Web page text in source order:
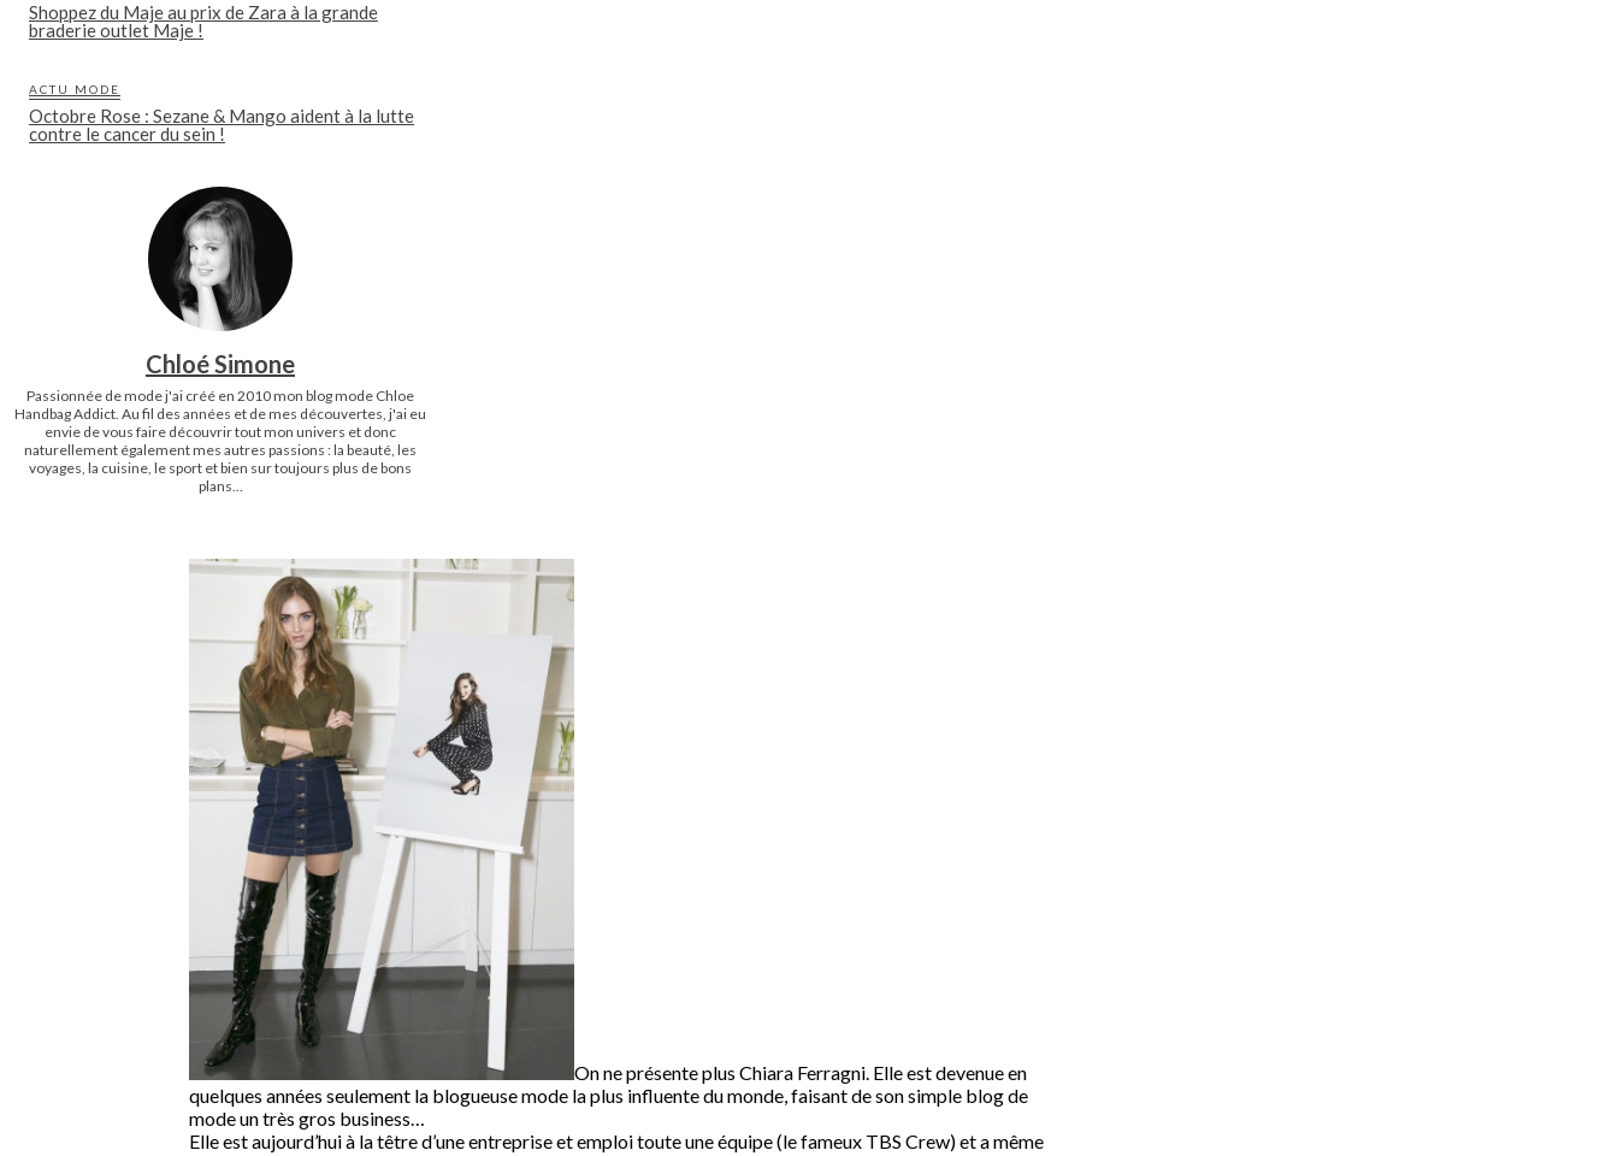
Shoppez du Maje au prix de Zara à la grande
braderie outlet Maje !
ACTU MODE
Octobre Rose : Sezane & Mango aident à la lutte
contre le cancer du sein !
Chloé Simone
Passionnée de mode j'ai créé en 2010 mon blog mode Chloe
Handbag Addict. Au fil des années et de mes découvertes, j'ai eu
envie de vous faire découvrir tout mon univers et donc
naturellement également mes autres passions : la beauté, les
voyages, la cuisine, le sport et bien sur toujours plus de bons
plans...
On ne présente plus Chiara Ferragni. Elle est devenue en
quelques années seulement la blogueuse mode la plus influente du monde, faisant de son simple blog de
mode un très gros business…
Elle est aujourd’hui à la têtre d’une entreprise et emploi toute une équipe (le fameux TBS Crew) et a même